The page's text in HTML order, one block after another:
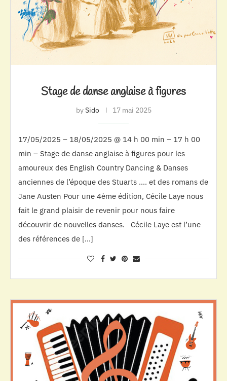
Stage de danse anglaise à figures
bySido 17 mai 2025
17/05/2025 – 18/05/2025 @ 14 h 00 min – 17 h 00
min – Stage de danse anglaise à figures pour les
amoureux des English Country Dancing & Danses
anciennes de l’époque des Stuarts …. et des romans de
Jane Austen Pour une 4ème édition, Cécile Laye nous
fait le grand plaisir de revenir pour nous faire
découvrir de nouvelles danses. Cécile Laye est l’une
des références de […]